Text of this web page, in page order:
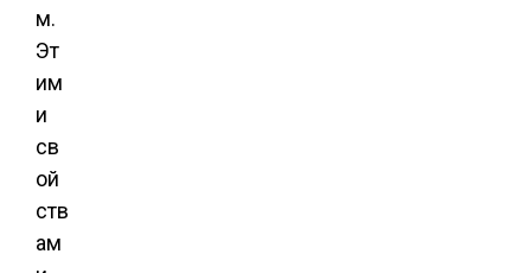
м.
Эт
им
и
св
ой
ств
ам